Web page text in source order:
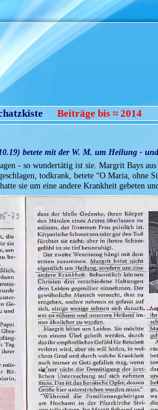
Beiträge bis ≈ 2014
betete mit der W. M. um Heilung -
- so wundertätig ist sie. Margrit Bays aus
todkrank, betete “O Maria, ohne
sie um eine andere Krankheit gebeten